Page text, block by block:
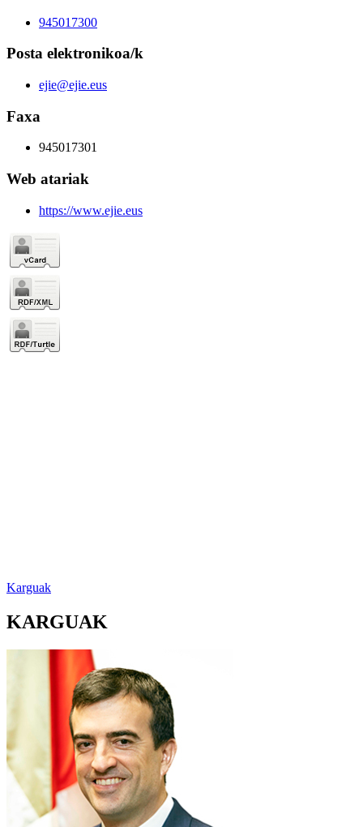
945017300
Posta elektronikoa/k
ejie@ejie.eus
Faxa
945017301
Web atariak
https://www.ejie.eus
Karguak
KARGUAK